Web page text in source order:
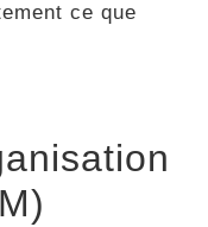
ce que